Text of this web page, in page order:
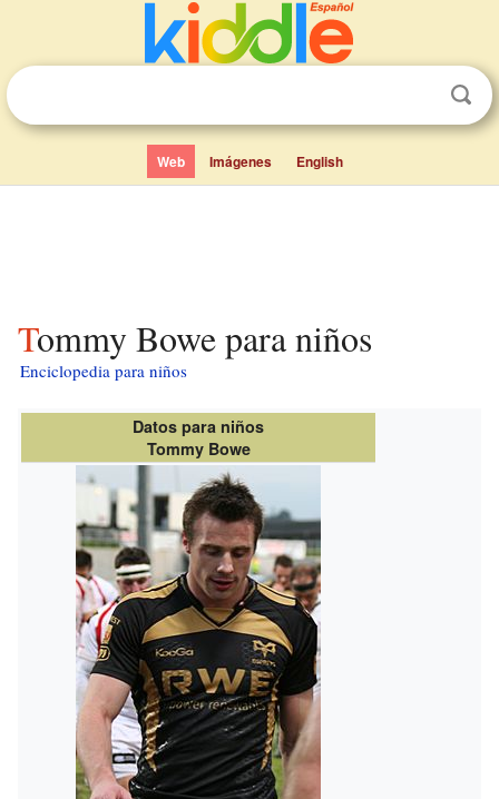
Web Imágenes English
Tommy Bowe para niños
Enciclopedia para niños
Datos para niños
Tommy Bowe